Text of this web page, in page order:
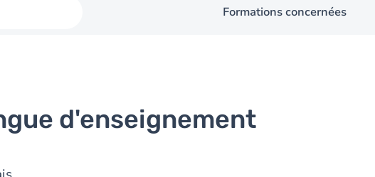
Formations concernées
d'enseignement